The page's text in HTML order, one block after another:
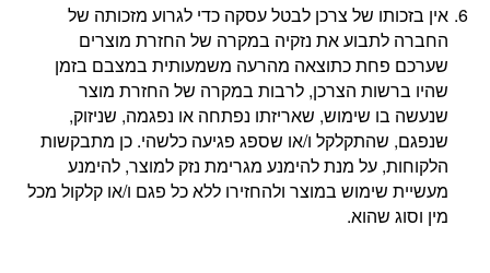
אין בזכותו של צרכן לבטל עסקה כדי לגרוע מזכותה של
החברה לתבוע את נזקיה במקרה של החזרת מוצרים
שערכם פחת כתוצאה מהרעה משמעותית במצבם בזמן
שהיו ברשות הצרכן, לרבות במקרה של החזרת מוצר
שנעשה בו שימוש, שאריזתו נפתחה או נפגמה, שניזוק,
שנפגם, שהתקלקל ו/או שספג פגיעה כלשהי. כן מתבקשות
הלקוחות, על מנת להימנע מגרימת נזק למוצר, להימנע
מעשיית שימוש במוצר ולהחזירו ללא כל פגם ו/או קלקול מכל
מין וסוג שהוא.